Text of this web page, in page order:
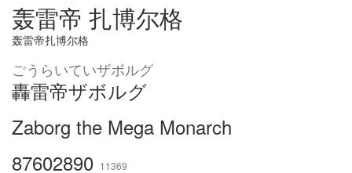
轰雷帝 扎博尔格
轰雷帝扎博尔格
ごうらいていザボルグ
轟雷帝ザボルグ
Zaborg the Mega Monarch
87602890 11369